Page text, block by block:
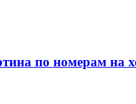
по номерам на